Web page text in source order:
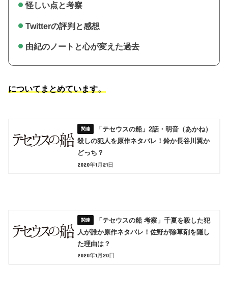
怪しい点と考察
Twitterの評判と感想
由紀のノートと心が変えた過去
についてまとめています。
「テセウスの船」2話・明音（あかね）
殺しの犯人を原作ネタバレ！鈴か長谷川翼か
どっち？
2020年1月21日
「テセウスの船 考察」千夏を殺した犯
人が誰か原作ネタバレ！佐野が除草剤を隠し
た理由は？
2020年1月20日